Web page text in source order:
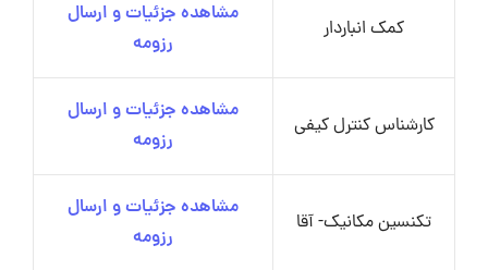
کمک انباردار
مشاهده جزئیات و ارسال
رزومه
کارشناس کنترل کیفی
مشاهده جزئیات و ارسال
رزومه
تکنسین مکانیک- آقا
مشاهده جزئیات و ارسال
رزومه